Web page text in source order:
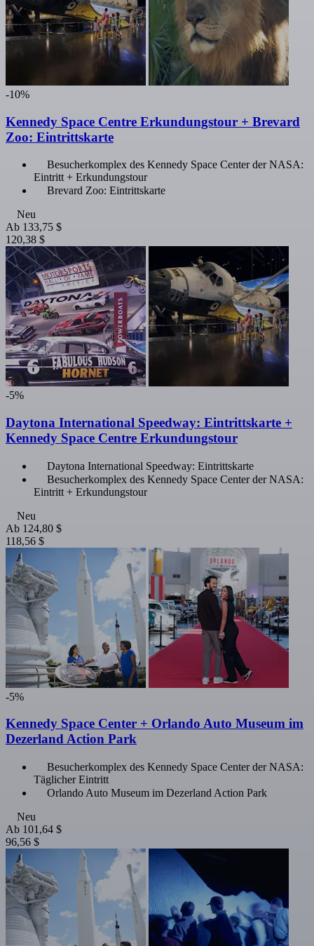
-10%
Kennedy Space Centre Erkundungstour + Brevard
Zoo: Eintrittskarte
Besucherkomplex des Kennedy Space Center der NASA:
Eintritt + Erkundungstour
Brevard Zoo: Eintrittskarte
Neu
Ab 133,75 $
120,38 $
-5%
Daytona International Speedway: Eintrittskarte +
Kennedy Space Centre Erkundungstour
Daytona International Speedway: Eintrittskarte
Besucherkomplex des Kennedy Space Center der NASA:
Eintritt + Erkundungstour
Neu
Ab 124,80 $
118,56 $
-5%
Kennedy Space Center + Orlando Auto Museum im
Dezerland Action Park
Besucherkomplex des Kennedy Space Center der NASA:
Täglicher Eintritt
Orlando Auto Museum im Dezerland Action Park
Neu
Ab 101,64 $
96,56 $